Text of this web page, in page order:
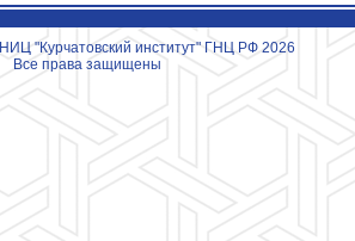
НИЦ "Курчатовский институт" ГНЦ РФ 2026
Все права защищены